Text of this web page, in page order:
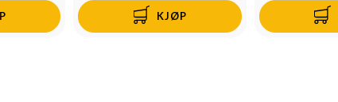
KJØP